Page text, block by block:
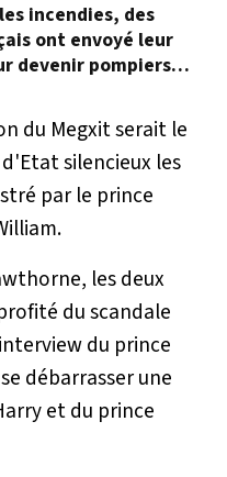
incendies, des
ont envoyé leur
devenir pompiers
du Megxit serait le
silencieux les
par le prince
les deux
du scandale
du prince
débarrasser une
et du prince